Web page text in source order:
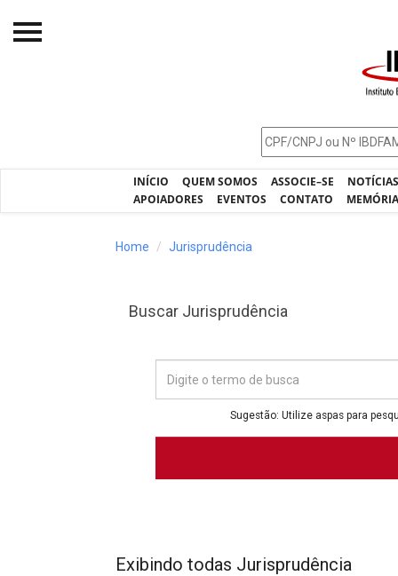
INÍCIO QUEM SOMOS ASSOCIE–SE
APOIADORES
EVENTOS CONTATO
Home Jurisprudência
Buscar Jurisprudência
Sugestão: Utilize aspas para
Exibindo todas Jurisprudência